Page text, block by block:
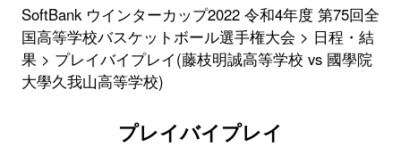
SoftBank ウインターカップ2022 令和4年度 第75回全
国高等学校バスケットボール選手権大会
日程・結
果
プレイバイプレイ(藤枝明誠高等学校 vs 國學院
大學久我山高等学校)
プレイバイプレイ